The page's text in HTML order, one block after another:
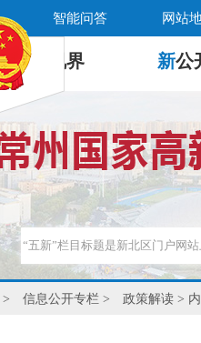
智能问答 网站
新 视界 新公
> 信息公开专栏 > 政策解读 >